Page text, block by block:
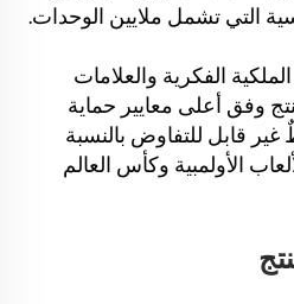
التي تشمل ملايين الوحدات.
الفكرية والعلامات
وفق أعلى معايير حماية
غير قابل للتفاوض بالنسبة
الأولمبية وكأس العالم